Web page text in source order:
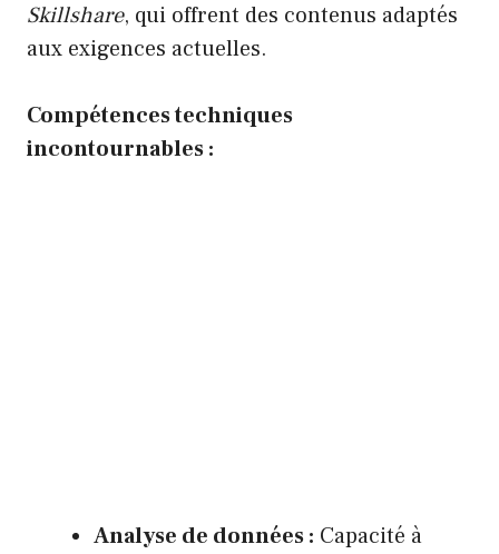
Skillshare, qui offrent des contenus adaptés
aux exigences actuelles.
Compétences techniques
incontournables :
Analyse de données : Capacité à